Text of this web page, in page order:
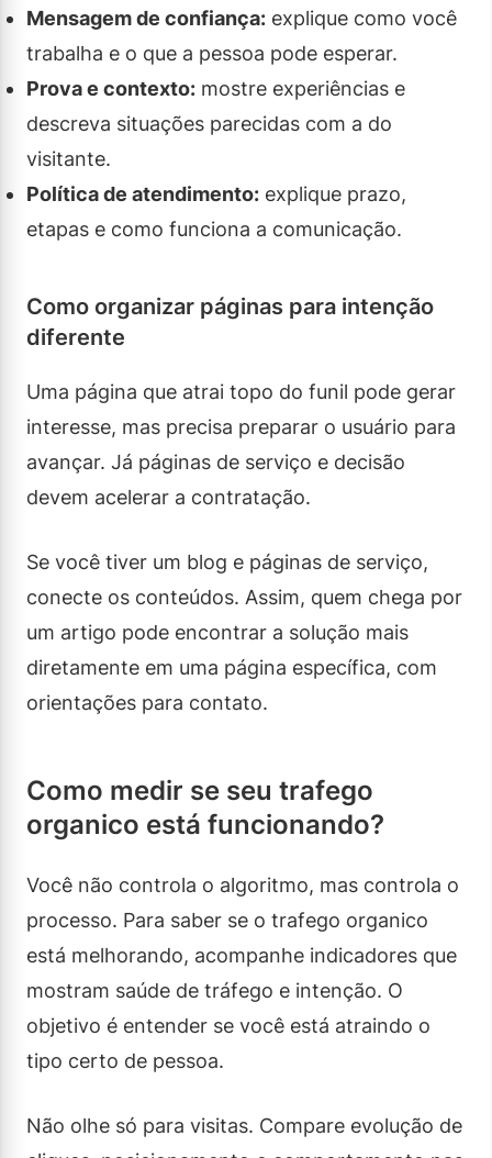
Mensagem de confiança: explique como você
trabalha e o que a pessoa pode esperar.
Prova e contexto: mostre experiências e
descreva situações parecidas com a do
visitante.
Política de atendimento: explique prazo,
etapas e como funciona a comunicação.
Como organizar páginas para intenção
diferente
Uma página que atrai topo do funil pode gerar
interesse, mas precisa preparar o usuário para
avançar. Já páginas de serviço e decisão
devem acelerar a contratação.
Se você tiver um blog e páginas de serviço,
conecte os conteúdos. Assim, quem chega por
um artigo pode encontrar a solução mais
diretamente em uma página específica, com
orientações para contato.
Como medir se seu trafego
organico está funcionando?
Você não controla o algoritmo, mas controla o
processo. Para saber se o trafego organico
está melhorando, acompanhe indicadores que
mostram saúde de tráfego e intenção. O
objetivo é entender se você está atraindo o
tipo certo de pessoa.
Não olhe só para visitas. Compare evolução de